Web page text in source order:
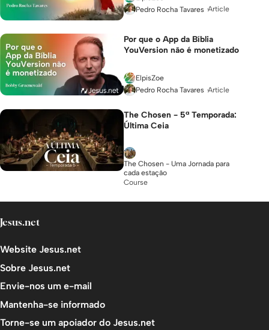
Pedro Rocha Tavares Article
Por que o App da Bíblia
YouVersion não é monetizado
ElpisZoe
Pedro Rocha Tavares Article
The Chosen - 5ª Temporada:
Última Ceia
The Chosen - Uma Jornada para
cada estação
Course
Jesus.net
Website Jesus.net
Sobre Jesus.net
Envie-nos um e-mail
Mantenha-se informado
Torne-se um apoiador do Jesus.net